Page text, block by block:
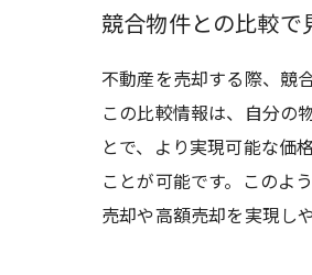
競合物件との比較で
不動産を売却する際、競
この比較情報は、自分の
とで、より実現可能な価
ことが可能です。このよ
売却や高額売却を実現し